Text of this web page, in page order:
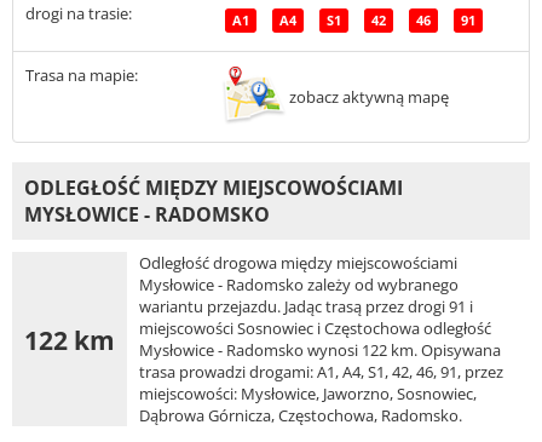
drogi na trasie: A1 A4 S1 42 46 91
Trasa na mapie:
zobacz aktywną mapę
ODLEGŁOŚĆ MIĘDZY MIEJSCOWOŚCIAMI
MYSŁOWICE - RADOMSKO
122 km
Odległość drogowa między miejscowościami
Mysłowice - Radomsko zależy od wybranego
wariantu przejazdu. Jadąc trasą przez drogi 91 i
miejscowości Sosnowiec i Częstochowa odległość
Mysłowice - Radomsko wynosi 122 km. Opisywana
trasa prowadzi drogami: A1, A4, S1, 42, 46, 91, przez
miejscowości: Mysłowice, Jaworzno, Sosnowiec,
Dąbrowa Górnicza, Częstochowa, Radomsko.